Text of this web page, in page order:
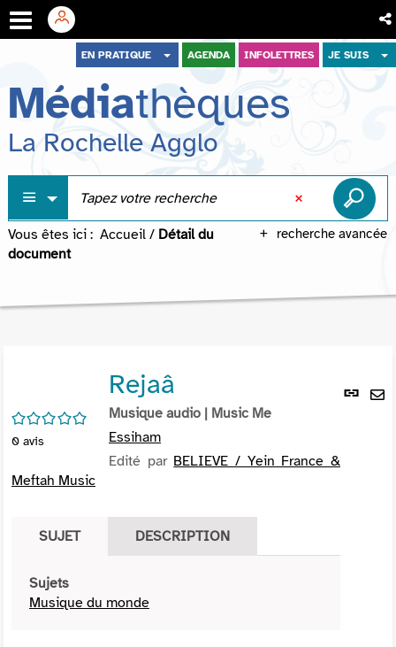
menu
contenu
recherche
EN PRATIQUE AGENDA INFOLETTRES JE SUIS
Médiathèques
La Rochelle Agglo
recherche avancée
Vous êtes ici : Accueil / Détail du
document
Lien
/5
0 avis
Rejaâ
Musique audio | Music Me
Essiham
Edité par BELIEVE / Yein France &
Meftah Music
SUJET DESCRIPTION
Sujets
Musique du monde